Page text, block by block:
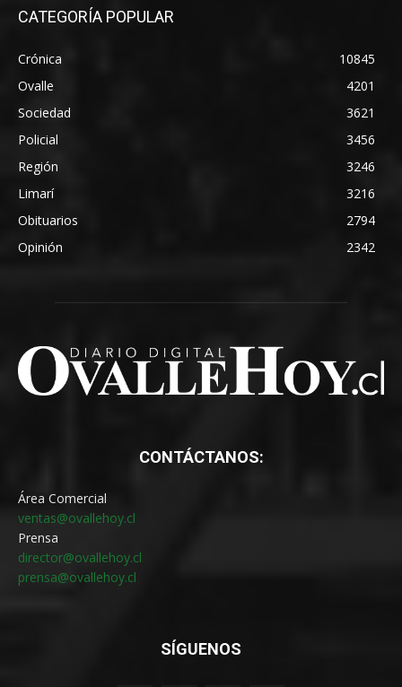
CATEGORÍA POPULAR
Crónica
10845
Ovalle
4201
Sociedad
3621
Policial
3456
Región
3246
Limarí
3216
Obituarios
2794
Opinión
2342
CONTÁCTANOS:
Área Comercial
ventas@ovallehoy.cl
Prensa
director@ovallehoy.cl
prensa@ovallehoy.cl
SÍGUENOS